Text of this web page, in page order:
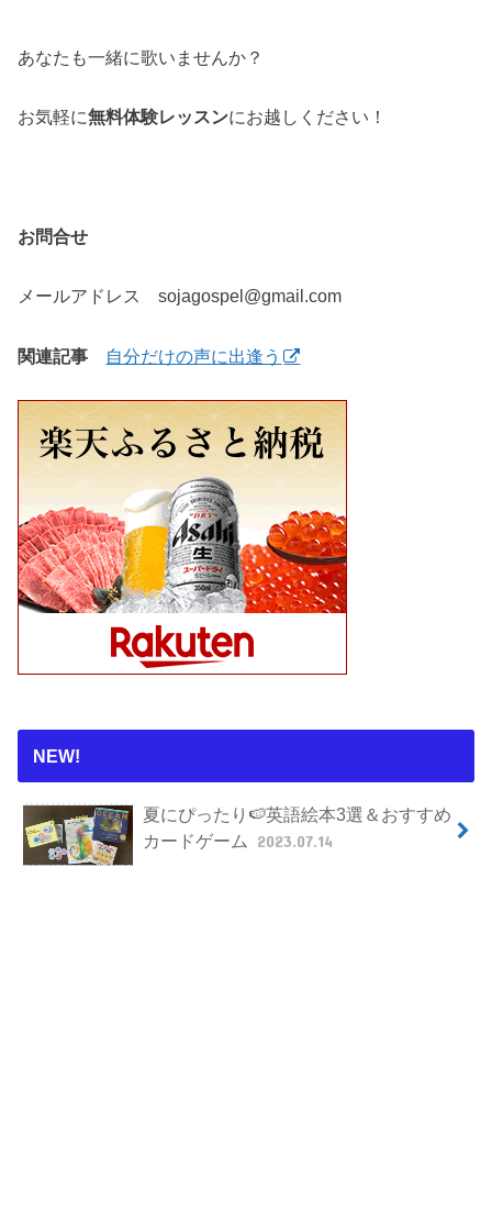
あなたも一緒に歌いませんか？
お気軽に無料体験レッスンにお越しください！
お問合せ
メールアドレス sojagospel@gmail.com
関連記事 自分だけの声に出逢う
NEW!
夏にぴったり🍉英語絵本3選＆おすすめ
カードゲーム
2023.07.14